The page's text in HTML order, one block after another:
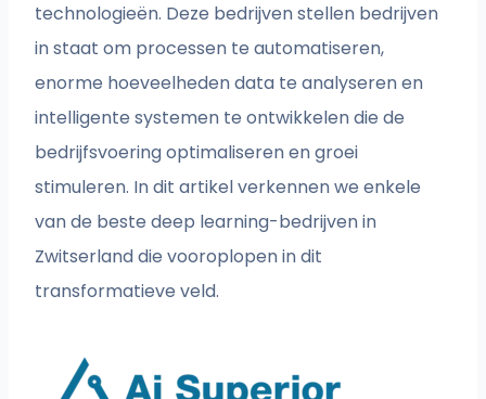
technologieën. Deze bedrijven stellen bedrijven
in staat om processen te automatiseren,
enorme hoeveelheden data te analyseren en
intelligente systemen te ontwikkelen die de
bedrijfsvoering optimaliseren en groei
stimuleren. In dit artikel verkennen we enkele
van de beste deep learning-bedrijven in
Zwitserland die vooroplopen in dit
transformatieve veld.